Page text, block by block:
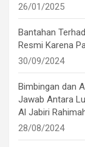
26/01/2025
Bantahan
Resmi Karena
30/09/2024
Bimbingan dan
Jawab Antara
Al Jabiri
28/08/2024